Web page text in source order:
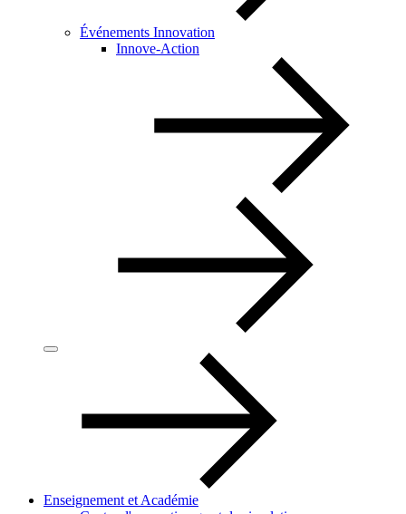
Événements Innovation
Innove-Action
Enseignement et Académie